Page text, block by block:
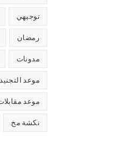
توجيهي
رمضان
مدونات
موعد
موعد
نكشة مخ